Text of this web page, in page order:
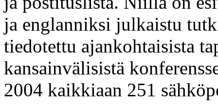
ja englanniksi julkaistu
tiedotettu ajankohtaisista
kansainvälisistä
2004 kaikkiaan 251